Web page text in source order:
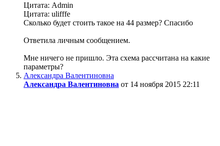
Цитата: Admin
Цитата: ulifffe
Сколько будет стоить такое на 44 размер? Спасибо
Ответила личным сообщением.
Мне ничего не пришло. Эта схема рассчитана на какие
параметры?
Александра Валентиновна
Александра Валентиновна от 14 ноября 2015 22:11